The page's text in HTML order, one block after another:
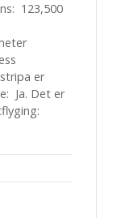
123,500
er
Ja. Det er